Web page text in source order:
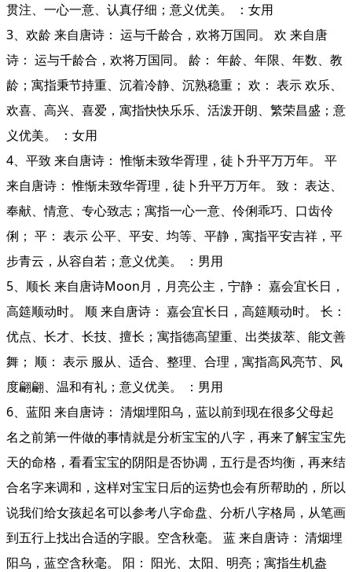
贯注、一心一意、认真仔细；意义优美。 ：女用
3、欢龄 来自唐诗： 运与千龄合，欢将万国同。 欢 来自唐
诗： 运与千龄合，欢将万国同。 龄： 年龄、年限、年数、教
龄；寓指秉节持重、沉着冷静、沉熟稳重； 欢： 表示 欢乐、
欢喜、高兴、喜爱，寓指快快乐乐、活泼开朗、繁荣昌盛；意
义优美。 ：女用
4、平致 来自唐诗： 惟惭未致华胥理，徒卜升平万万年。 平
来自唐诗： 惟惭未致华胥理，徒卜升平万万年。 致： 表达、
奉献、情意、专心致志；寓指一心一意、伶俐乖巧、口齿伶
俐； 平： 表示 公平、平安、均等、平静，寓指平安吉祥，平
步青云，从容自若；意义优美。 ：男用
5、顺长 来自唐诗Moon月，月亮公主，宁静： 嘉会宜长日，
高筵顺动时。 顺 来自唐诗： 嘉会宜长日，高筵顺动时。 长：
优点、长才、长技、擅长；寓指德高望重、出类拔萃、能文善
舞； 顺： 表示 服从、适合、整理、合理，寓指高风亮节、风
度翩翩、温和有礼；意义优美。 ：男用
6、蓝阳 来自唐诗： 清烟埋阳乌，蓝以前到现在很多父母起
名之前第一件做的事情就是分析宝宝的八字，再来了解宝宝先
天的命格，看看宝宝的阴阳是否协调，五行是否均衡，再来结
合名字来调和，这样对宝宝日后的运势也会有所帮助的，所以
说我们给女孩起名可以参考八字命盘、分析八字格局，从笔画
到五行上找出合适的字眼。空含秋毫。 蓝 来自唐诗： 清烟埋
阳乌，蓝空含秋毫。 阳： 阳光、太阳、明亮；寓指生机盎